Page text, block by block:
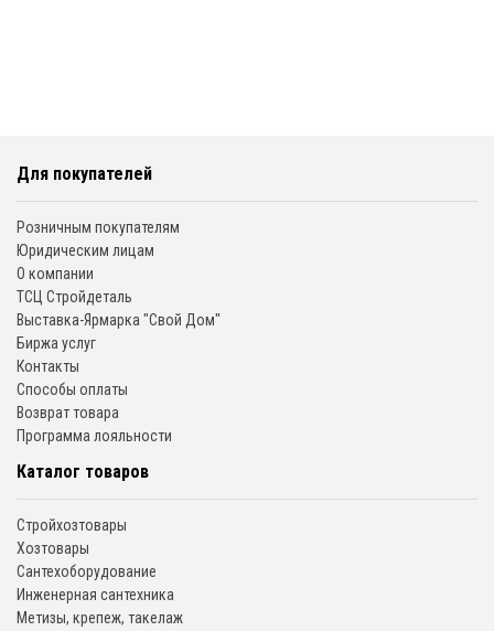
Для покупателей
Розничным покупателям
Юридическим лицам
О компании
ТСЦ Стройдеталь
Выставка-Ярмарка "Свой Дом"
Биржа услуг
Контакты
Способы оплаты
Возврат товара
Программа лояльности
Каталог товаров
Стройхозтовары
Хозтовары
Сантехоборудование
Инженерная сантехника
Метизы, крепеж, такелаж